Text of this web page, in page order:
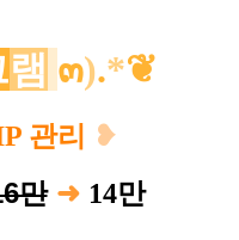
램 ๓).*❦
관리
❥
만 ➜ 14만